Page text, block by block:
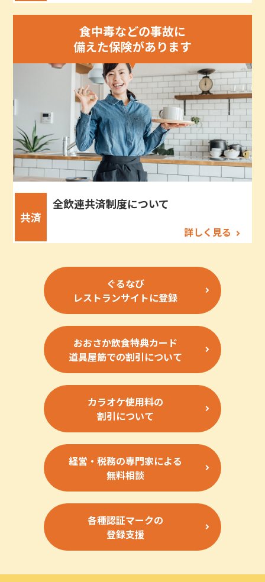
食中毒などの事故に
備えた保険があります
共済
全飲連共済制度について
詳しく見る
ぐるなび
レストランサイトに登録
おおさか飲食特典カード
道具屋筋での割引について
カラオケ使用料の
割引について
経営・税務の専門家による
無料相談
各種認証マークの
登録支援